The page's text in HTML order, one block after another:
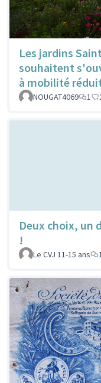
Les jardins
souhaitent
à mobilité
NOUGAT4069 1
Deux choix, un
!
Le CVJ 11-15 ans